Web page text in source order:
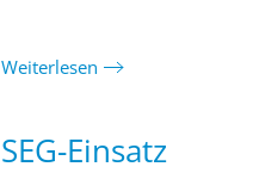
Weiterlesen
SEG-Einsatz